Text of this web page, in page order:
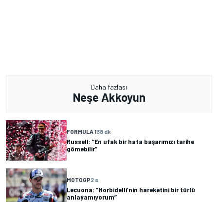
Daha fazlası
Neşe Akkoyun
FORMULA 138 dk
Russell: “En ufak bir hata başarımızı tarihe
gömebilir”
MOTOGP2 s
Lecuona: “Morbidelli’nin hareketini bir türlü
anlayamıyorum”